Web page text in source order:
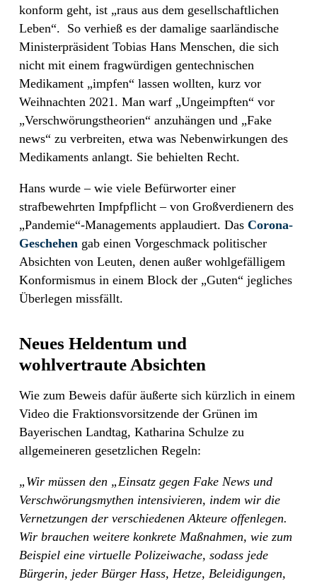
konform geht, ist „raus aus dem gesellschaftlichen
Leben“. So verhieß es der damalige saarländische
Ministerpräsident Tobias Hans Menschen, die sich
nicht mit einem fragwürdigen gentechnischen
Medikament „impfen“ lassen wollten, kurz vor
Weihnachten 2021. Man warf „Ungeimpften“ vor
„Verschwörungstheorien“ anzuhängen und „Fake
news“ zu verbreiten, etwa was Nebenwirkungen des
Medikaments anlangt. Sie behielten Recht.
Hans wurde – wie viele Befürworter einer
strafbewehrten Impfpflicht – von Großverdienern des
„Pandemie“-Managements applaudiert. Das Corona-
Geschehen gab einen Vorgeschmack politischer
Absichten von Leuten, denen außer wohlgefälligem
Konformismus in einem Block der „Guten“ jegliches
Überlegen missfällt.
Neues Heldentum und
wohlvertraute Absichten
Wie zum Beweis dafür äußerte sich kürzlich in einem
Video die Fraktionsvorsitzende der Grünen im
Bayerischen Landtag, Katharina Schulze zu
allgemeineren gesetzlichen Regeln:
„Wir müssen den „Einsatz gegen Fake News und
Verschwörungsmythen intensivieren, indem wir die
Vernetzungen der verschiedenen Akteure offenlegen.
Wir brauchen weitere konkrete Maßnahmen, wie zum
Beispiel eine virtuelle Polizeiwache, sodass jede
Bürgerin, jeder Bürger Hass, Hetze, Beleidigungen,